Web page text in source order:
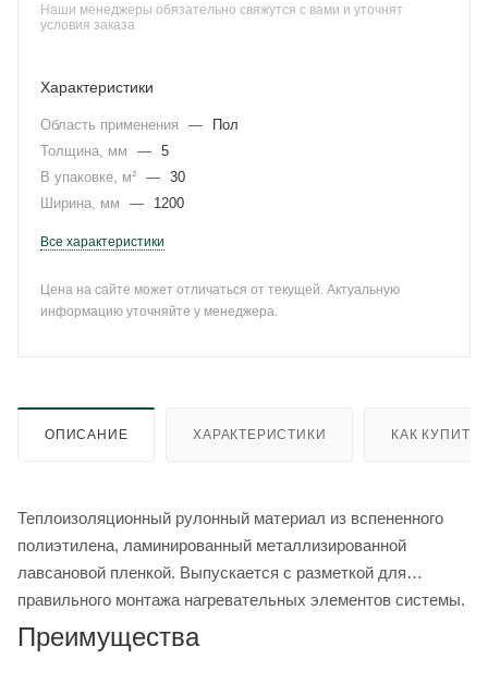
Наши менеджеры обязательно свяжутся с вами и уточнят
условия заказа
Характеристики
Область применения —
Пол
Толщина, мм
— 5
В упаковке, м² — 30
Ширина, мм
— 1200
Все характеристики
Цена на сайте может отличаться от текущей. Актуальную
информацию уточняйте у менеджера.
ОПИСАНИЕ ХАРАКТЕРИСТИКИ КАК КУПИТЬ
Теплоизоляционный рулонный материал из вспененного
полиэтилена, ламинированный металлизированной
лавсановой пленкой. Выпускается с разметкой для
правильного монтажа нагревательных элементов системы.
Преимущества